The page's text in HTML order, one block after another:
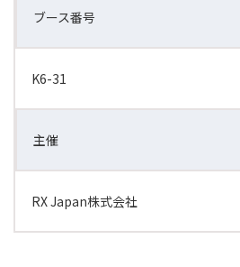
ブース番号
K6-31
主催
RX Japan株式会社